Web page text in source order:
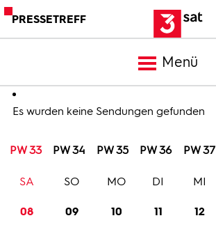
PRESSETREFF
Menü
Meldungen
Programm
Es wurden keine Sendungen gefunden
PW 33 PW 34 PW 35 PW 36 PW 37
08
SA
09
SO
10
MO
11
DI
12
MI